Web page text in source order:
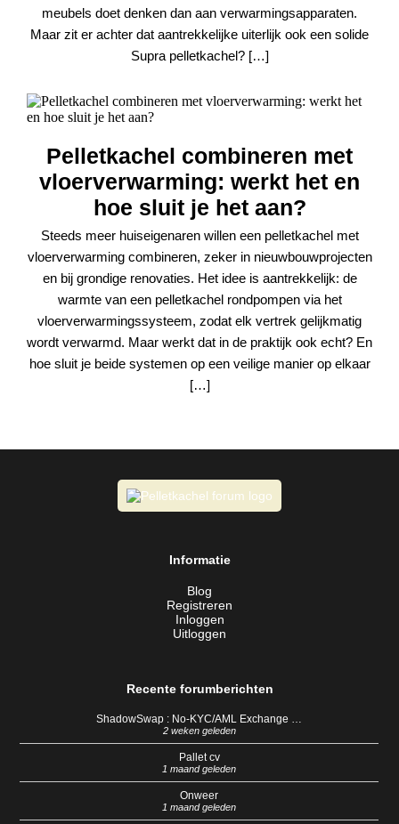
meubels doet denken dan aan verwarmingsapparaten.
Maar zit er achter dat aantrekkelijke uiterlijk ook een solide
Supra pelletkachel? […]
Pelletkachel combineren met
vloerverwarming: werkt het en
hoe sluit je het aan?
Steeds meer huiseigenaren willen een pelletkachel met
vloerverwarming combineren, zeker in nieuwbouwprojecten
en bij grondige renovaties. Het idee is aantrekkelijk: de
warmte van een pelletkachel rondpompen via het
vloerverwarmingssysteem, zodat elk vertrek gelijkmatig
wordt verwarmd. Maar werkt dat in de praktijk ook echt? En
hoe sluit je beide systemen op een veilige manier op elkaar
[…]
Informatie
Blog
Registreren
Inloggen
Uitloggen
Recente forumberichten
ShadowSwap : No-KYC/AML Exchange …
2 weken geleden
Pallet cv
1 maand geleden
Onweer
1 maand geleden